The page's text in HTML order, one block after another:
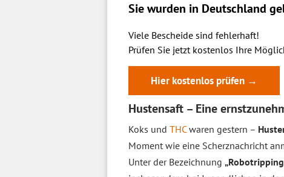
Sie wurden in Deutschland
Viele Bescheide sind fehlerhaft!
Prüfen Sie jetzt kostenlos Ihre
Hier kostenlos prüfen →
Hustensaft – Eine
Koks und THCwaren gestern –
Moment wie eine Scherznachricht
Unter der Bezeichnung